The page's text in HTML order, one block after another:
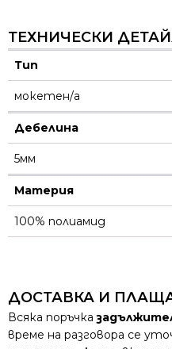
ТЕХНИЧЕСКИ
Тип
мокетен/а
Дебелина
5мм
Материя
100% полиамид
ДОСТАВКА И
Всяка поръчка
време на разговора се